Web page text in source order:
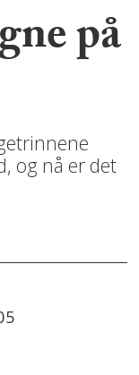
på
og nå er det